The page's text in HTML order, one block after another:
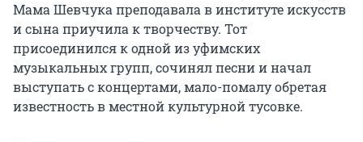
Мама Шевчука преподавала в институте искусств
и сына приучила к творчеству. Тот
присоединился к одной из уфимских
музыкальных групп, сочинял песни и начал
выступать с концертами, мало-помалу обретая
известность в местной культурной тусовке.